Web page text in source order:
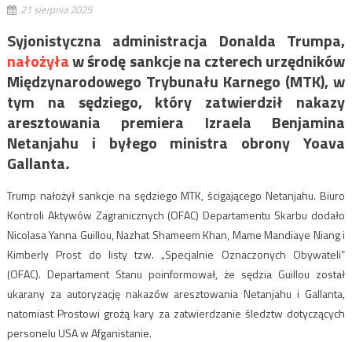
21 sierpnia 2025
Syjonistyczna administracja Donalda Trumpa,
nałożyław środę sankcje na czterech urzędników
Międzynarodowego Trybunału Karnego (MTK), w
tym na sędziego, który zatwierdził nakazy
aresztowania premiera Izraela Benjamina
Netanjahu i byłego ministra obrony Yoava
Gallanta.
Trump nałożył sankcje na sędziego MTK, ścigającego Netanjahu. Biuro
Kontroli Aktywów Zagranicznych (OFAC) Departamentu Skarbu dodało
Nicolasa Yanna Guillou, Nazhat Shameem Khan, Mame Mandiaye Niang i
Kimberly Prost do listy tzw. „Specjalnie Oznaczonych Obywateli”
(OFAC). Departament Stanu poinformował, że sędzia Guillou został
ukarany za autoryzację nakazów aresztowania Netanjahu i Gallanta,
natomiast Prostowi grożą kary za zatwierdzanie śledztw dotyczących
personelu USA w Afganistanie.